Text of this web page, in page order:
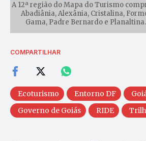
A 12ª região do Mapa do Turismo
Abadiânia, Alexânia, Cristalina,
Gama, Padre Bernardo e
COMPARTILHAR
Ecoturismo Entorno DF
Governo de Goiás
RIDE